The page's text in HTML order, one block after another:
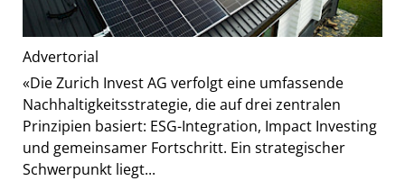
Advertorial
«Die Zurich Invest AG verfolgt eine umfassende
Nachhaltigkeitsstrategie, die auf drei zentralen
Prinzipien basiert: ESG-Integration, Impact Investing
und gemeinsamer Fortschritt. Ein strategischer
Schwerpunkt liegt...